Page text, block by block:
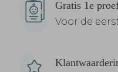
Gratis 1e
Voor de